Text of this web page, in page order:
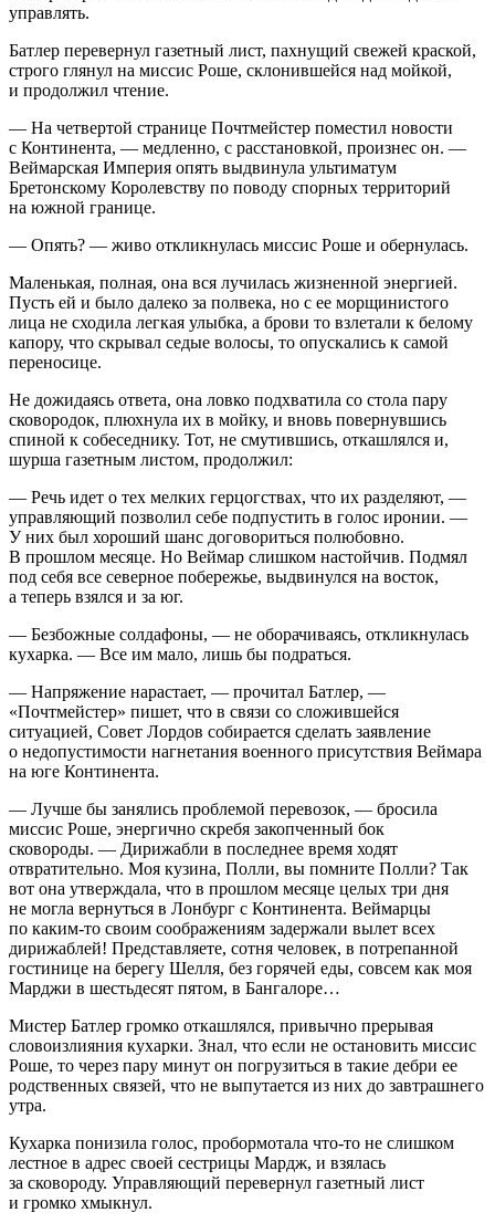
управлять.
Батлер перевернул газетный лист, пахнущий свежей краской,
строго глянул на миссис Роше, склонившейся над мойкой,
и продолжил чтение.
— На четвертой странице Почтмейстер поместил новости
с Континента, — медленно, с расстановкой, произнес он. —
Веймарская Империя опять выдвинула ультиматум
Бретонскому Королевству по поводу спорных территорий
на южной границе.
— Опять? — живо откликнулась миссис Роше и обернулась.
Маленькая, полная, она вся лучилась жизненной энергией.
Пусть ей и было далеко за полвека, но с ее морщинистого
лица не сходила легкая улыбка, а брови то взлетали к белому
капору, что скрывал седые волосы, то опускались к самой
переносице.
Не дожидаясь ответа, она ловко подхватила со стола пару
сковородок, плюхнула их в мойку, и вновь повернувшись
спиной к собеседнику. Тот, не смутившись, откашлялся и,
шурша газетным листом, продолжил:
— Речь идет о тех мелких герцогствах, что их разделяют, —
управляющий позволил себе подпустить в голос иронии. —
У них был хороший шанс договориться полюбовно.
В прошлом месяце. Но Веймар слишком настойчив. Подмял
под себя все северное побережье, выдвинулся на восток,
а теперь взялся и за юг.
— Безбожные солдафоны, — не оборачиваясь, откликнулась
кухарка. — Все им мало, лишь бы подраться.
— Напряжение нарастает, — прочитал Батлер, —
«Почтмейстер» пишет, что в связи со сложившейся
ситуацией, Совет Лордов собирается сделать заявление
о недопустимости нагнетания военного присутствия Веймара
на юге Континента.
— Лучше бы занялись проблемой перевозок, — бросила
миссис Роше, энергично скребя закопченный бок
сковороды. — Дирижабли в последнее время ходят
отвратительно. Моя кузина, Полли, вы помните Полли? Так
вот она утверждала, что в прошлом месяце целых три дня
не могла вернуться в Лонбург с Континента. Веймарцы
по каким-то своим соображениям задержали вылет всех
дирижаблей! Представляете, сотня человек, в потрепанной
гостинице на берегу Шелля, без горячей еды, совсем как моя
Марджи в шестьдесят пятом, в Бангалоре…
Мистер Батлер громко откашлялся, привычно прерывая
словоизлияния кухарки. Знал, что если не остановить миссис
Роше, то через пару минут он погрузиться в такие дебри ее
родственных связей, что не выпутается из них до завтрашнего
утра.
Кухарка понизила голос, пробормотала что-то не слишком
лестное в адрес своей сестрицы Мардж, и взялась
за сковороду. Управляющий перевернул газетный лист
и громко хмыкнул.